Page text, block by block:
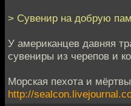
> Сувенир на добрую
У американцев давняя
сувениры из черепов и
Морская пехота и
http://